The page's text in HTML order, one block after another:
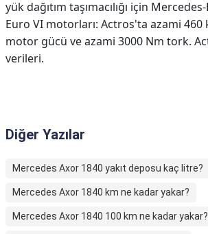
yük dağıtım taşımacılığı için
Euro VI motorları: Actros'ta azami 460
motor gücü ve azami 3000 Nm tork.
verileri.
Diğer Yazılar
Mercedes Axor 1840 yakıt deposu kaç litre?
Mercedes Axor 1840 km ne kadar yakar?
Mercedes Axor 1840 100 km ne kadar yakar?